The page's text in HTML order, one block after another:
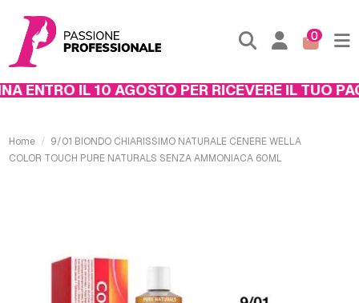
0
ENTRO IL 10 AGOSTO PER RICEVERE IL TUO
Home
9/01 BIONDO CHIARISSIMO NATURALE CENERE WELLA
COLOR TOUCH PURE NATURALS SENZA AMMONIACA 60ML